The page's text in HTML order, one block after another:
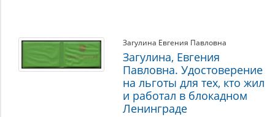
Загулина Евгения Павловна
Загулина, Евгения
Павловна. Удостоверение
на льготы для тех, кто жил
и работал в блокадном
Ленинграде